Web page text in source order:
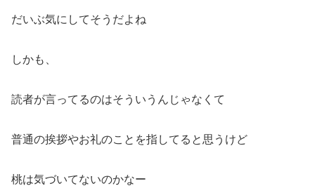
だいぶ気にしてそうだよね
しかも、
読者が言ってるのはそういうんじゃなくて
普通の挨拶やお礼のことを指してると思うけど
桃は気づいてないのかなー